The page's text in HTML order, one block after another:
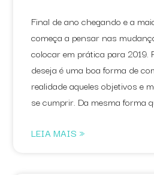
Final de ano chegando e a
começa a pensar nas
colocar em prática para 2019.
deseja é uma boa forma de
realidade aqueles objetivos e
se cumprir. Da mesma forma
LEIA MAIS »